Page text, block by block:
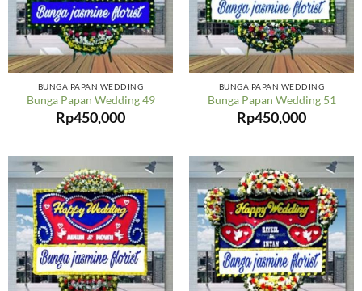
BUNGA PAPAN WEDDING
Bunga Papan Wedding 49
Rp450,000
BUNGA PAPAN WEDDING
Bunga Papan Wedding 51
Rp450,000